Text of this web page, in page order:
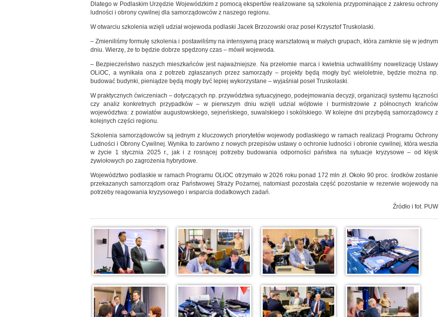
Dlatego w Podlaskim Urzędzie Wojewódzkim z pomocą ekspertów realizowane są szkolenia przypominające z zakresu ochrony
ludności i obrony cywilnej dla samorządowców z naszego regionu.
W otwarciu szkolenia wzięli udział wojewoda podlaski Jacek Brzozowski oraz poseł Krzysztof Truskolaski.
– Zmieniliśmy formułę szkolenia i postawiliśmy na intensywną pracę warsztatową w małych grupach, która zamknie się w jednym
dniu. Wierzę, że to będzie dobrze spędzony czas – mówił wojewoda.
– Bezpieczeństwo naszych mieszkańców jest najważniejsze. Na przełomie marca i kwietnia uchwaliliśmy nowelizację Ustawy
OLiOC, a wynikała ona z potrzeb zgłaszanych przez samorządy – projekty będą mogły być wieloletnie, będzie można np.
budować budynki, pieniądze będą mogły być lepiej wykorzystane – wyjaśniał poseł Truskolaski.
W praktycznych ćwiczeniach – dotyczących np. przywództwa sytuacyjnego, podejmowania decyzji, organizacji systemu łączności
czy analiz konkretnych przypadków – w pierwszym dniu wzięli udzial wójtowie i burmistrzowie z północnych krańców
województwa: z powiatów augustowskiego, sejneńskiego, suwalskiego i sokólskiego. W kolejne dni przybędą samorządowcy z
kolejnych części regionu.
Szkolenia samorządowców są jednym z kluczowych priorytetów wojewody podlaskiego w ramach realizacji Programu Ochrony
Ludności i Obrony Cywilnej. Wynika to zarówno z nowych przepisów ustawy o ochronie ludności i obronie cywilnej, która weszła
w życie 1 stycznia 2025 r., jak i z rosnącej potrzeby budowania odporności państwa na sytuacje kryzysowe – od klęsk
żywiołowych po zagrożenia hybrydowe.
Województwo podlaskie w ramach Programu OLiOC otrzymało w 2026 roku ponad 172 mln zł. Około 90 proc. środków zostanie
przekazanych samorządom oraz Państwowej Straży Pożarnej, natomiast pozostała część pozostanie w rezerwie wojewody na
potrzeby reagowania kryzysowego i wsparcia dodatkowych zadań.
Źródło i fot. PUW